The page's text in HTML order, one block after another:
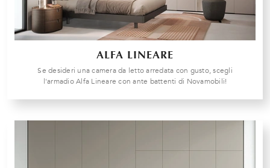
ALFA LINEARE
Se desideri una camera da letto arredata con gusto, scegli
l'armadio Alfa Lineare con ante battenti di Novamobili!